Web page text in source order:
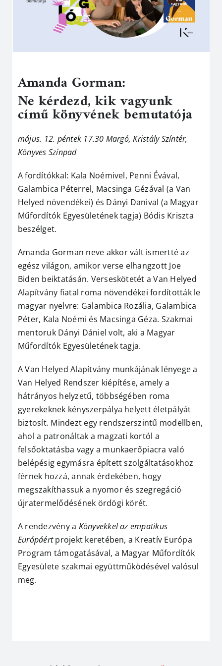
Amanda Gorman:
Ne kérdezd, kik vagyunk
című könyvének bemutatója
május. 12. péntek 17.30 Margó, Kristály Színtér,
Könyves Színpad
A fordítókkal: Kala Noémivel, Penni Évával,
Galambica Péterrel, Macsinga Gézával (a Van
Helyed növendékei) és Dányi Danival (a Magyar
Műfordítók Egyesületének tagja) Bódis Kriszta
beszélget.
Amanda Gorman neve akkor vált ismertté az
egész világon, amikor verse elhangzott Joe
Biden beiktatásán. Verseskötetét a Van Helyed
Alapítvány fiatal roma növendékei fordították le
magyar nyelvre: Galambica Rozália, Galambica
Péter, Kala Noémi és Macsinga Géza. Szakmai
mentoruk Dányi Dániel volt, aki a Magyar
Műfordítók Egyesületének tagja.
A Van Helyed Alapítvány munkájának lényege a
Van Helyed Rendszer kiépítése, amely a
hátrányos helyzetű, többségében roma
gyerekeknek kényszerpálya helyett életpályát
biztosít. Mindezt egy rendszerszintű modellben,
ahol a patronáltak a magzati kortól a
felsőoktatásba vagy a munkaerőpiacra való
belépésig egymásra épített szolgáltatásokhoz
férnek hozzá, annak érdekében, hogy
megszakíthassuk a nyomor és szegregáció
újratermelődésének ördögi körét.
A rendezvény a Könyvekkel az empatikus
Európáértprojekt keretében, a Kreatív Európa
Program támogatásával, a Magyar Műfordítók
Egyesülete szakmai együttműködésével valósul
meg.